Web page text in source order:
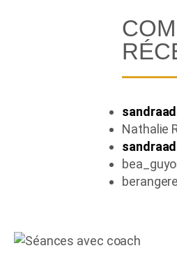
Nathalie
berangere